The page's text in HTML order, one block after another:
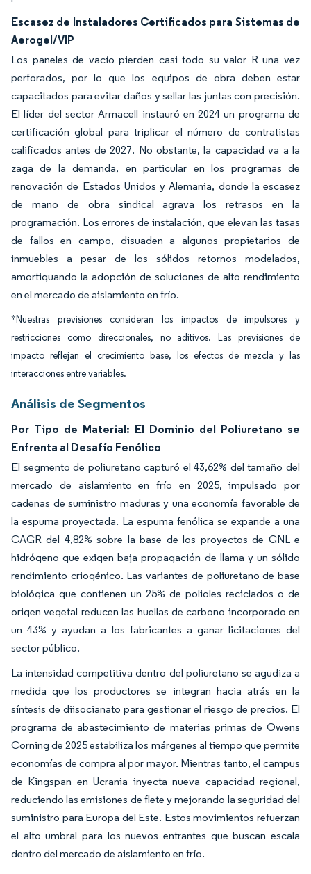
Escasez de Instaladores Certificados para Sistemas de
Aerogel/VIP
Los paneles de vacío pierden casi todo su valor R una vez
perforados, por lo que los equipos de obra deben estar
capacitados para evitar daños y sellar las juntas con precisión.
El líder del sector Armacell instauró en 2024 un programa de
certificación global para triplicar el número de contratistas
calificados antes de 2027. No obstante, la capacidad va a la
zaga de la demanda, en particular en los programas de
renovación de Estados Unidos y Alemania, donde la escasez
de mano de obra sindical agrava los retrasos en la
programación. Los errores de instalación, que elevan las tasas
de fallos en campo, disuaden a algunos propietarios de
inmuebles a pesar de los sólidos retornos modelados,
amortiguando la adopción de soluciones de alto rendimiento
en el mercado de aislamiento en frío.
*Nuestras previsiones consideran los impactos de impulsores y
restricciones como direccionales, no aditivos. Las previsiones de
impacto reflejan el crecimiento base, los efectos de mezcla y las
interacciones entre variables.
Análisis de Segmentos
Por Tipo de Material: El Dominio del Poliuretano se
Enfrenta al Desafío Fenólico
El segmento de poliuretano capturó el 43,62% del tamaño del
mercado de aislamiento en frío en 2025, impulsado por
cadenas de suministro maduras y una economía favorable de
la espuma proyectada. La espuma fenólica se expande a una
CAGR del 4,82% sobre la base de los proyectos de GNL e
hidrógeno que exigen baja propagación de llama y un sólido
rendimiento criogénico. Las variantes de poliuretano de base
biológica que contienen un 25% de polioles reciclados o de
origen vegetal reducen las huellas de carbono incorporado en
un 43% y ayudan a los fabricantes a ganar licitaciones del
sector público.
La intensidad competitiva dentro del poliuretano se agudiza a
medida que los productores se integran hacia atrás en la
síntesis de diisocianato para gestionar el riesgo de precios. El
programa de abastecimiento de materias primas de Owens
Corning de 2025 estabiliza los márgenes al tiempo que permite
economías de compra al por mayor. Mientras tanto, el campus
de Kingspan en Ucrania inyecta nueva capacidad regional,
reduciendo las emisiones de flete y mejorando la seguridad del
suministro para Europa del Este. Estos movimientos refuerzan
el alto umbral para los nuevos entrantes que buscan escala
dentro del mercado de aislamiento en frío.